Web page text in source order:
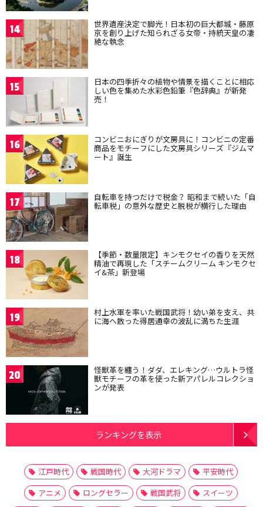
14 世界遺産決定で脚光！日本初の巨大都城・藤原
京を創り上げた知られざる女帝・持統天皇の凄
絶な執念
15 日本の四季折々の植物や情景を描くことに相応
しい色を集めた水彩色鉛筆『色辞典』が新発
売！
16 コンビニおにぎりが文房具に！コンビニの定番
商品をモチーフにした文房具シリーズ『ジムマ
ート』誕生
17 自転車を持つだけで税金？ 昭和まで続いた「自
転車税」の意外な歴史と脱税が横行した理由
18 【季節・数量限定】キンモクセイの香りを天然
精油で再現した「スチームクリーム キンモクセ
イ&茶」新登場
19 村上水軍を率いた戦国武将！幼い弟を支え、共
に海へ散った得居通幸の波乱に満ちた生涯
20 怪獣革を纏う！ダダ、エレキング…ウルトラ怪
獣モチーフの革を使った新アパレルコレクショ
ンが発表
ランキングを表示
江戸時代 戦国時代 大河ドラマ
平安時代
アニメ
ロングセラー 戦国武将
スイーツ